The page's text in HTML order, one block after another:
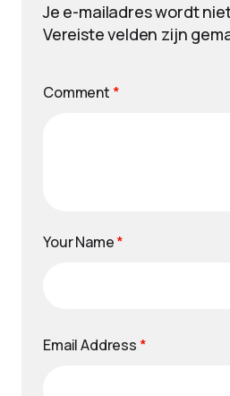
Je e-mailadres wordt
Vereiste velden zijn
Comment *
Your Name*
Email Address *